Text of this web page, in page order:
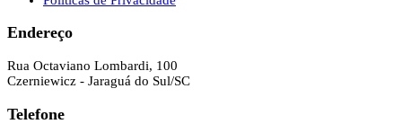
Endereço
Rua Octaviano Lombardi, 100
Czerniewicz - Jaraguá do Sul/SC
Telefone